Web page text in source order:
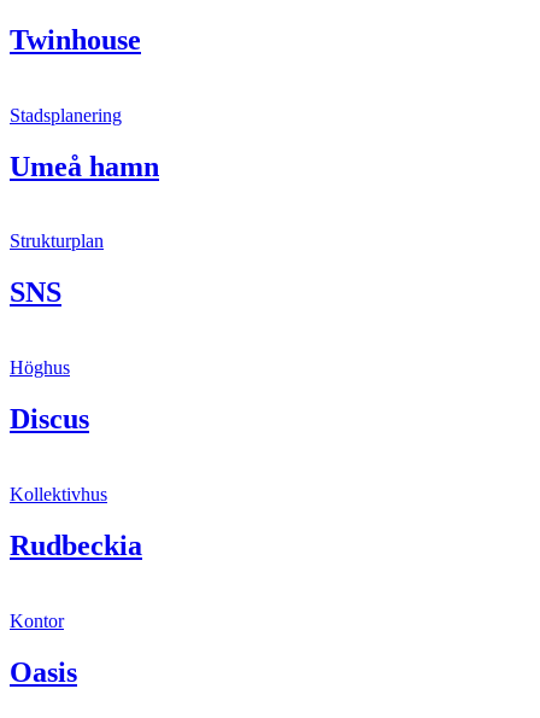
Twinhouse
Stadsplanering
Umeå hamn
Strukturplan
SNS
Höghus
Discus
Kollektivhus
Rudbeckia
Kontor
Oasis